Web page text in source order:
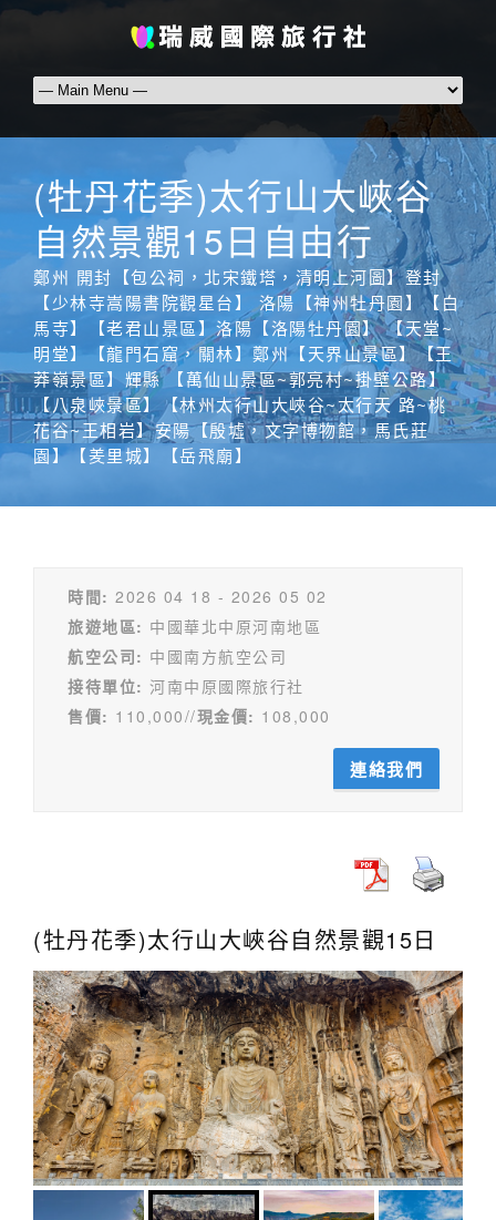
(牡丹花季)太行山大峽谷
自然景觀15日自由行
鄭州 開封【包公祠，北宋鐵塔，清明上河圖】登封
【少林寺嵩陽書院觀星台】 洛陽【神州牡丹園】【白
馬寺】【老君山景區】洛陽【洛陽牡丹園】 【天堂~
明堂】【龍門石窟，關林】鄭州【天界山景區】【王
莽嶺景區】輝縣 【萬仙山景區~郭亮村~掛壁公路】
【八泉峽景區】【林州太行山大峽谷~太行天 路~桃
花谷~王相岩】安陽【殷墟，文字博物館，馬氏莊
園】【羑里城】【岳飛廟】
時間: 2026 04 18 - 2026 05 02
旅遊地區: 中國華北中原河南地區
航空公司: 中國南方航空公司
接待單位: 河南中原國際旅行社
售價: 110,000//現金價: 108,000
連絡我們
(牡丹花季)太行山大峽谷自然景觀15日